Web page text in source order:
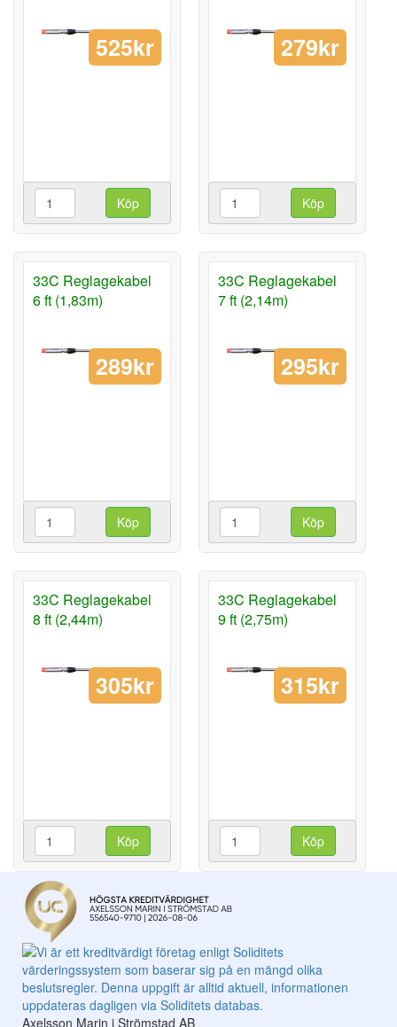
525kr
Köp
279kr
Köp
33C Reglagekabel
6 ft (1,83m)
289kr
Köp
33C Reglagekabel
7 ft (2,14m)
295kr
Köp
33C Reglagekabel
8 ft (2,44m)
305kr
Köp
33C Reglagekabel
9 ft (2,75m)
315kr
Köp
Axelsson Marin i Strömstad AB